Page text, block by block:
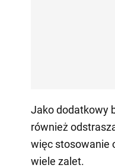
Jako dodatkowy
również
więc stosowanie
wiele zalet.